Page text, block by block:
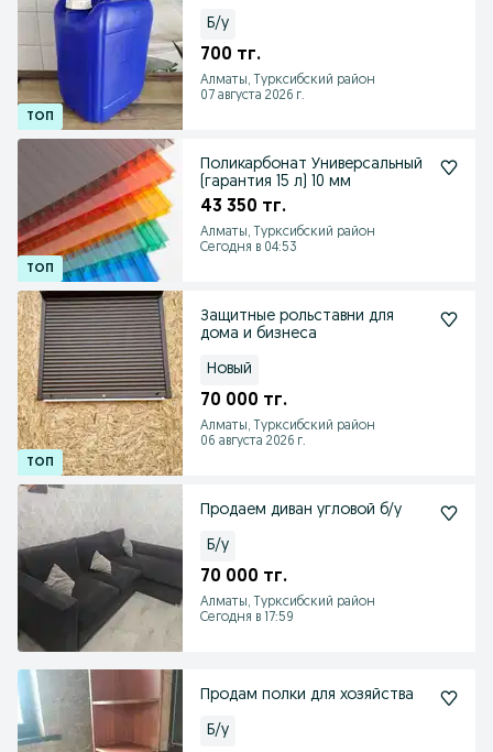
Б/у
700 тг.
Алматы, Турксибский район
07 августа 2026 г.
Поликарбонат Универсальный
(гарантия 15 л) 10 мм
43 350 тг.
Алматы, Турксибский район
Сегодня в 04:53
Защитные рольставни для
дома и бизнеса
Новый
70 000 тг.
Алматы, Турксибский район
06 августа 2026 г.
Продаем диван угловой б/у
Б/у
70 000 тг.
Алматы, Турксибский район
Сегодня в 17:59
Продам полки для хозяйства
Б/у